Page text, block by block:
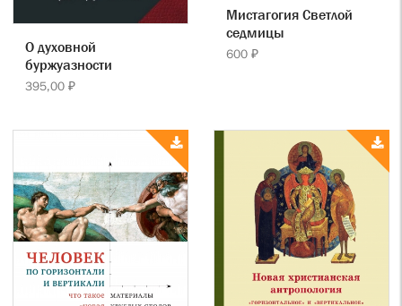
О духовной
буржуазности
395,00 ₽
Мистагогия Светлой
седмицы
600 ₽